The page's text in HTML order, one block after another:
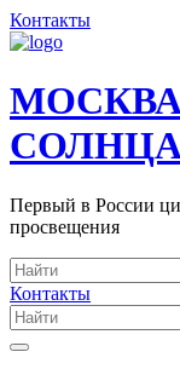
Контакты
МОСКВА
Первый в России
просвещения
Контакты